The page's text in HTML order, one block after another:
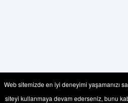
Web sitemizde en iyi deneyimi yaşamanızı
siteyi kullanmaya devam ederseniz, bunu